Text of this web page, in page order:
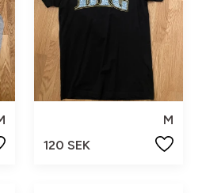
M
120 SEK